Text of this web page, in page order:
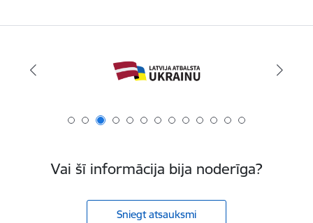
Vai šī informācija bija noderīga?
Sniegt atsauksmi